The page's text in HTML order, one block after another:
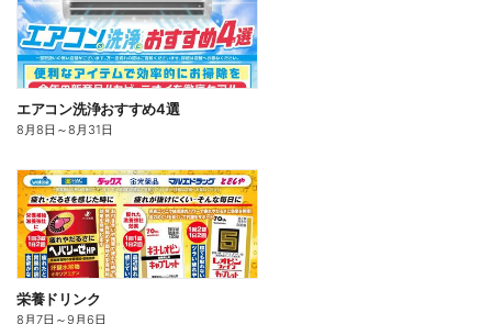
エアコン洗浄おすすめ4選
8月8日 ～8月31日
栄養ドリンク
8月7日 ～9月6日